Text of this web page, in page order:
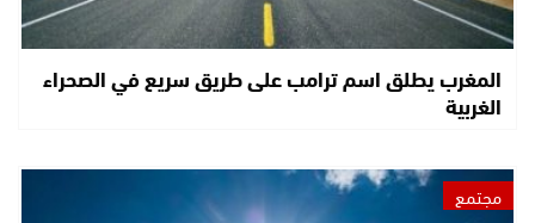
المغرب يطلق اسم ترامب على طريق سريع في الصحراء
الغربية
مجتمع